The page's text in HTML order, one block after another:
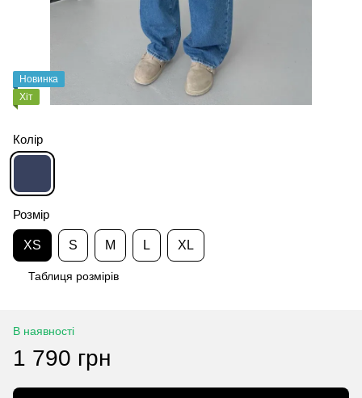
Новинка
Хіт
Колір
Розмір
XS S M L XL
Таблиця розмірів
В наявності
1 790 грн